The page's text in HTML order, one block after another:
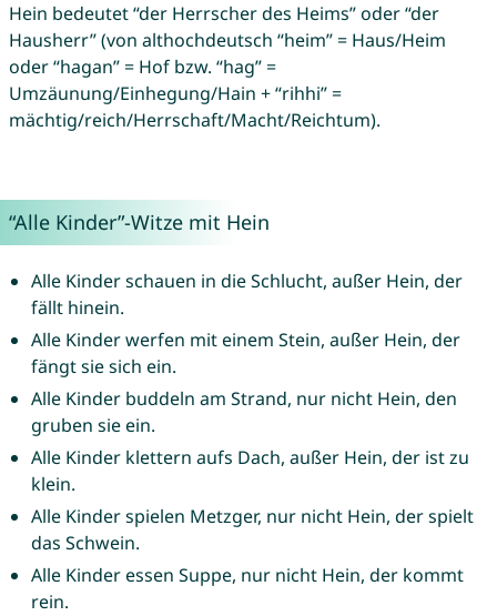
Hein bedeutet “der Herrscher des Heims” oder “der
Hausherr” (von althochdeutsch “heim” = Haus/Heim
oder “hagan” = Hof bzw. “hag” =
Umzäunung/Einhegung/Hain + “rihhi” =
mächtig/reich/Herrschaft/Macht/Reichtum).
“Alle Kinder”-Witze mit Hein
Alle Kinder schauen in die Schlucht, außer Hein, der
fällt hinein.
Alle Kinder werfen mit einem Stein, außer Hein, der
fängt sie sich ein.
Alle Kinder buddeln am Strand, nur nicht Hein, den
gruben sie ein.
Alle Kinder klettern aufs Dach, außer Hein, der ist zu
klein.
Alle Kinder spielen Metzger, nur nicht Hein, der spielt
das Schwein.
Alle Kinder essen Suppe, nur nicht Hein, der kommt
rein.